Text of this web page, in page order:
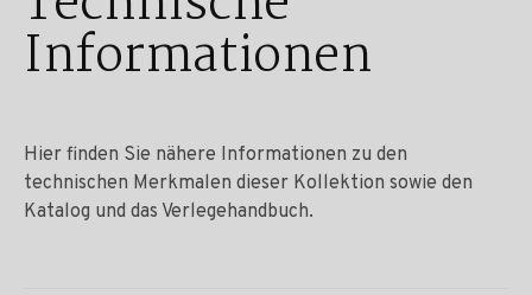
Informationen
Hier finden Sie nähere Informationen zu den
technischen Merkmalen dieser Kollektion sowie den
Katalog und das Verlegehandbuch.